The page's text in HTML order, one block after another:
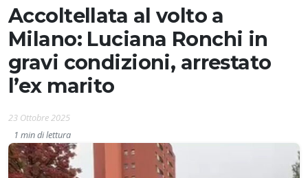
Accoltellata al volto a
Milano: Luciana Ronchi in
gravi condizioni, arrestato
l’ex marito
23 Ottobre 2025
1 min di lettura